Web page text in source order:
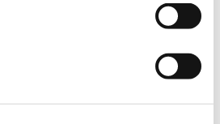
lægemidler registreres i
EudraVigilance for
alvorlige…